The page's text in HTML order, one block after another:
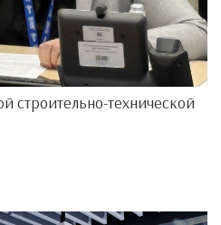
строительно-технической